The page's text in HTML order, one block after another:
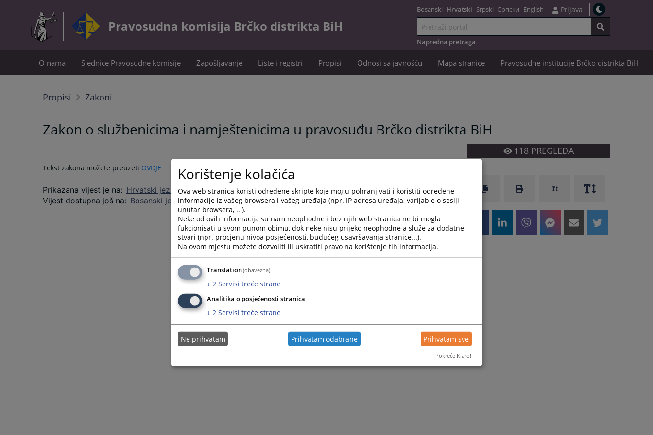
Pravosudna komisija Brčko distrikta BiH
sadržaj
Bosanski Hrvatski Srpski Српски English Prijava
Napredna pretraga
O nama Sjednice Pravosudne komisije Zapošljavanje Liste i registri Propisi Odnosi sa javnošću Mapa stranice Pravosudne institucije Brčko distrikta BiH
Propisi Zakoni
Zakon o službenicima i namještenicima u pravosuđu Brčko distrikta BiH
Tekst zakona možete preuzeti OVDJE
Prikazana vijest je na: Hrvatski jezik
Vijest dostupna još na: Bosanski jezik Српски језик
118PREGLEDA
Korištenje kolačića
Ova web stranica koristi određene skripte koje mogu pohranjivati i koristiti određene
informacije iz vašeg browsera i vašeg uređaja (npr. IP adresa uređaja, varijable o sesiji
unutar browsera, ...).
Neke od ovih informacija su nam neophodne i bez njih web stranica ne bi mogla
fukcionisati u svom punom obimu, dok neke nisu prijeko neophodne a služe za dodatne
stvari (npr. procjenu nivoa posjećenosti, budućeg usavršavanja stranice...).
Na ovom mjestu možete dozvoliti ili uskratiti pravo na korištenje tih informacija.
Translation(obavezna)
↓ 2 Servisi treće strane
Analitika o posjećenosti stranica
↓ 2 Servisi treće strane
Ne prihvatam Prihvatam odabrane Prihvatam sve
Pokreće Klaro!